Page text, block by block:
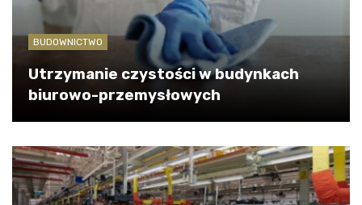
BUDOWNICTWO
Utrzymanie czystości w budynkach
biurowo-przemysłowych